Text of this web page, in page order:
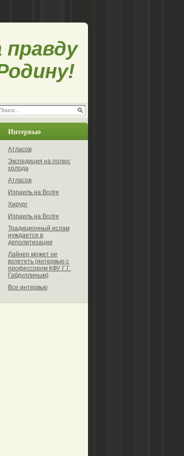
правду
Интервью
Атласов
Экспедиция на полюс
холода
Атласов
Израиль на Волге
Хирург
Израиль на Волге
Традиционный ислам
нуждается в
деполитизации
Лайнер может не
взлететь (интервью с
профессором КФУ Г.Г.
Габдуллиным)
Все интервью